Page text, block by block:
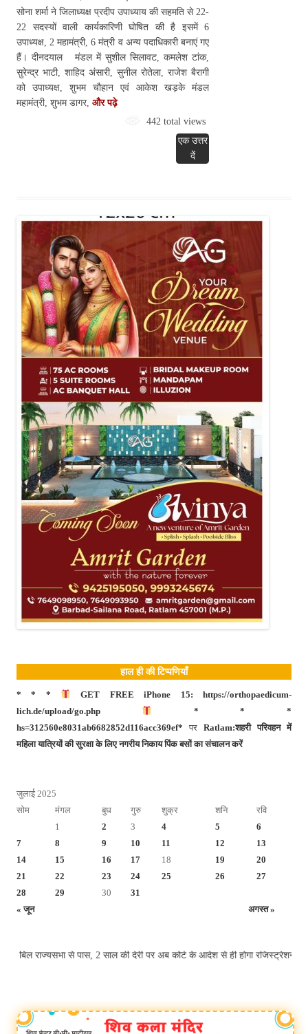
सोना शर्मा ने जिलाध्यक्ष प्रदीप उपाध्याय की सहमति से 22-
22 सदस्यों वाली कार्यकारिणी घोषित की है इसमें 6
उपाध्यक्ष, 2 महामंत्री, 6 मंत्री व अन्य पदाधिकारी बनाएं गए
हैं। दीनदयाल मंडल में सुशील सिलावट, कमलेश टांक,
सुरेन्द्र भाटी, शाहिद अंसारी, सुनील रोतेला, राजेश बैरागी
को उपाध्यक्ष, शुभम चौहान एवं आकेश खड़के मंडल
महामंत्री, शुभम डागर, और पढ़े
442 total views
एक उत्तर
दें
हाल ही की टिप्पणियाँ
* * *
GET FREE iPhone 15: https://orthopaedicum-
lich.de/upload/go.php
* * *
hs=312560e8031ab6682852d116acc369ef* पर Ratlam:शहरी परिवहन में
महिला यात्रियों की सुरक्षा के लिए नगरीय निकाय पिंक बसों का संचालन करें
जुलाई 2025
सोम
मंगल बुध गुरु शुक्र शनि रवि
« जून अगस्त »
1 2 3 4 5
6
7
8 9 10 11 12
13
14
15 16 17 18 19
20
21
22 23 24 25 26
27
28
29 30 31
राज्यसभा से पास, 2 साल की देरी पर अब कोर्ट के आदेश से ही होगा रजिस्ट्रेशन